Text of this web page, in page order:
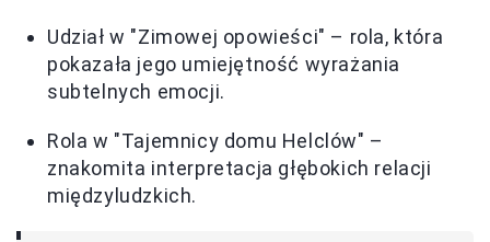
Udział w "Zimowej opowieści" – rola, która
pokazała jego umiejętność wyrażania
subtelnych emocji.
Rola w "Tajemnicy domu Helclów" –
znakomita interpretacja głębokich relacji
międzyludzkich.